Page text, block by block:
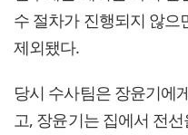
수 절차가 진행되지 않
제외됐다.
당시 수사팀은 장윤기에
고, 장윤기는 집에서 전